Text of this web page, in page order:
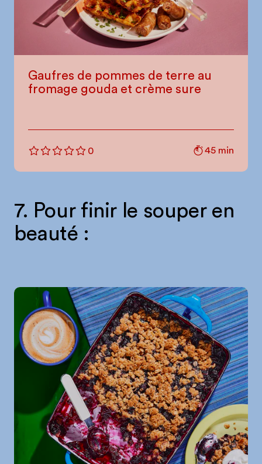
Gaufres de pommes de terre au
fromage gouda et crème sure
0 45 min
7. Pour finir le souper en
beauté :